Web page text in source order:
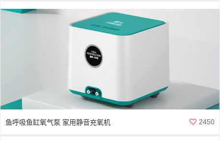
鱼呼吸鱼缸氧气泵 家用静音充氧机 2450